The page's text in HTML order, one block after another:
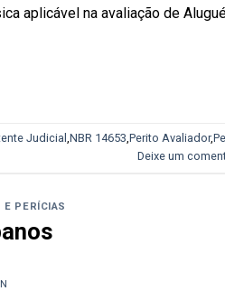
aplicável na avaliação de
Judicial ,NBR 14653,Perito Avaliador,
Deixe um
E PERÍCIAS